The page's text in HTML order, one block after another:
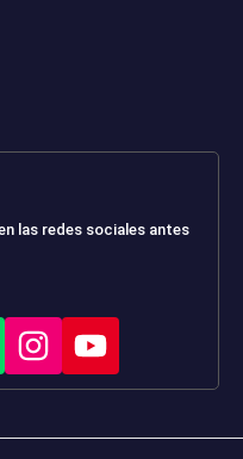
las redes sociales antes